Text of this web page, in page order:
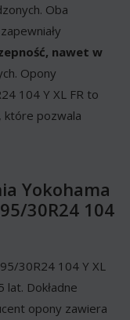
Oba
nawet w
Opony
104 Y XL FR to
które pozwala
Yokohama
30R24 104
30R24 104 Y XL
lat. Dokładne
opony zawiera